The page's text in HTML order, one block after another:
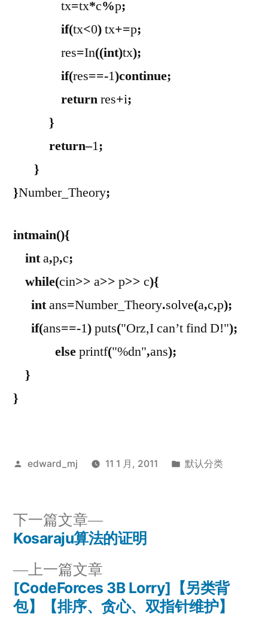
tx=tx*c%p;
if(tx<0)tx+=p;
res=In((int)tx);
if(res==-1)continue;
returnres+i;
}
return–1;
}
}Number_Theory;
intmain(){
inta,p,c;
while(cin>> a>> p>> c){
intans=Number_Theory.solve(a,c,p);
if(ans==-1)puts("Orz,I can’t find D!");
elseprintf("%dn",ans);
}
}
发
edward_mj 11 1 月, 2011
发
默认分类
文
章
导
上一篇文章
一
篇
[CodeForces 3B Lorry]【另类背
包】【排序、贪心、双指针维护】
下一篇文章
下
一
章：
Kosaraju算法的证明